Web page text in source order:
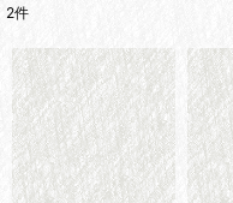
並び順:
2件